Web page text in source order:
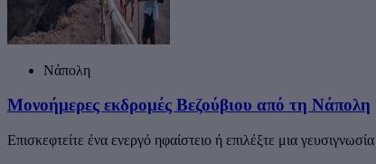
Νάπολη
Μονοήμερες εκδρομές Βεζούβιου από τη Νάπολη
Επισκεφτείτε ένα ενεργό ηφαίστειο ή επιλέξτε μια